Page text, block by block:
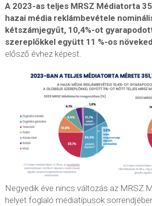
A 2023-as teljes MRSZ Médiatorta
hazai média reklámbevétele
kétszámjegyűt, 10,4%-ot
szereplőkkel együtt 11 %-os
elősző évhez képest.
Negyedik éve nincs változás az MRSZ
helyet foglaló médiatípusok